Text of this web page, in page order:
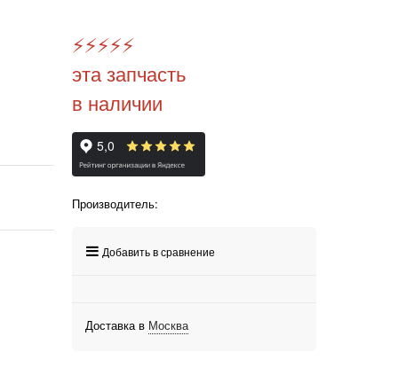
⚡️⚡️⚡️⚡️⚡️
эта запчасть
в наличии
Производитель:
Добавить в сравнение
Доставка в Москва